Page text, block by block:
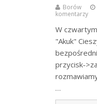
Borów
komentarzy
W
"Akuk"
przycisk-
…